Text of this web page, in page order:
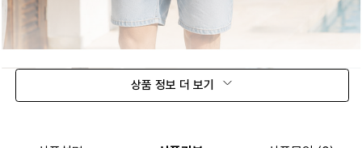
상품 정보 더 보기